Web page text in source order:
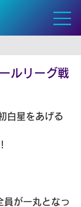
ルリーグ戦
白星をあげる
員が一丸となっ